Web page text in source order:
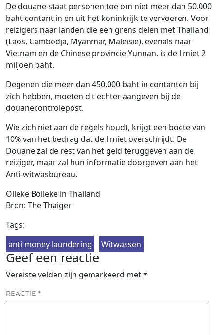
De douane staat personen toe om niet meer dan 50.000
baht contant in en uit het koninkrijk te vervoeren. Voor
reizigers naar landen die een grens delen met Thailand
(Laos, Cambodja, Myanmar, Maleisië), evenals naar
Vietnam en de Chinese provincie Yunnan, is de limiet 2
miljoen baht.
Degenen die meer dan 450.000 baht in contanten bij
zich hebben, moeten dit echter aangeven bij de
douanecontrolepost.
Wie zich niet aan de regels houdt, krijgt een boete van
10% van het bedrag dat de limiet overschrijdt. De
Douane zal de rest van het geld teruggeven aan de
reiziger, maar zal hun informatie doorgeven aan het
Anti-witwasbureau.
Olleke Bolleke in Thailand
Bron: The Thaiger
Tags:
anti money laundering
Witwassen
Geef een reactie
Vereiste velden zijn gemarkeerd met*
REACTIE *